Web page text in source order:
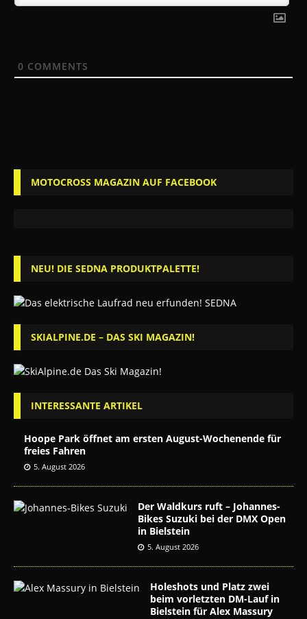
0 COMMENTS
MOTOCROSS MAGAZIN AUF FACEBOOK
NEU! DIE SEDNA PRODUKTPALETTE!
SKIALPINE.DE – DAS SKI MAGAZIN!
INTERESSANTE ARTIKEL
Hoope Park öffnet am ersten August-Wochenende für
freies Fahren
5. August 2026
Der Waldkurs ruft – Johannes-
Bikes Suzuki bei der DMX Open
in Bielstein
5. August 2026
Holeshots und Platz zwei
beim vorletzten DM-Lauf in
Bielstein für Alex Massury